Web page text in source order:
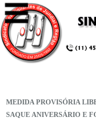
MEDIDA PROVISÓRIA
SAQUE ANIVERSÁRIO E